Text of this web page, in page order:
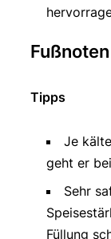
Fußnoten
Tipps
Je
geht er
Sehr
Füllung